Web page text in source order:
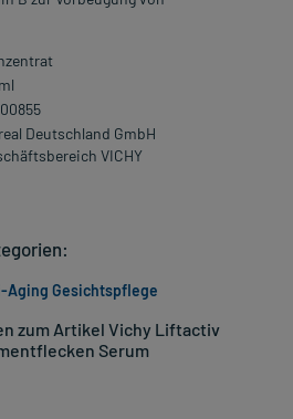
Deutschland GmbH
VICHY
zum Artikel Vichy Liftactiv
Serum
Aging Gesichtspflege